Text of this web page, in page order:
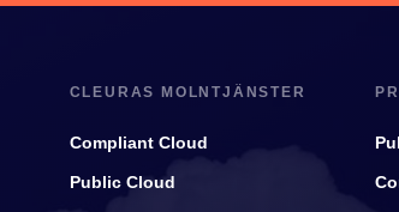
CLEURAS MOLNTJÄNSTER
Compliant Cloud
Public Cloud